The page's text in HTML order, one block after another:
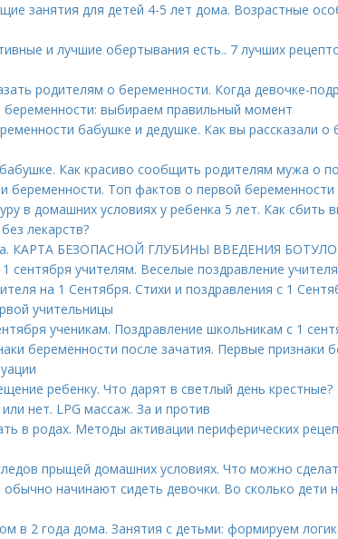
занятия для детей 4-5 лет дома. Возрастные
и лучшие обертывания есть.. 7 лучших
родителям о беременности. Когда девочке-
выбираем правильный момент
бабушке и дедушке. Как вы рассказали о
Как красиво сообщить родителям мужа о
беременности. Топ фактов о первой беременности
в домашних условиях у ребенка 5 лет. Как сбить
лекарств?
КАРТА БЕЗОПАСНОЙ ГЛУБИНЫ ВВЕДЕНИЯ
сентября учителям. Веселые поздравление
на 1 Сентября. Стихи и поздравления с 1
учительницы
ученикам. Поздравление школьникам с 1
беременности после зачатия. Первые признаки
ребенку. Что дарят в светлый день крестные?
нет. LPG массаж. За и против
в родах. Методы активации периферических
прыщей домашних условиях. Что можно
начинают сидеть девочки. Во сколько дети
в 2 года дома. Занятия с детьми: формируем